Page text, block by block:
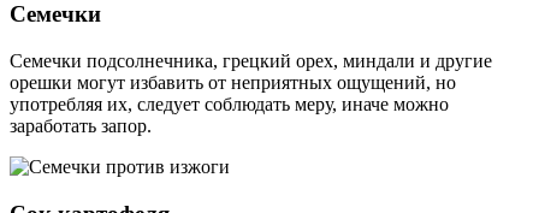
Семечки
Семечки подсолнечника, грецкий орех, миндали и другие
орешки могут избавить от неприятных ощущений, но
употребляя их, следует соблюдать меру, иначе можно
заработать запор.